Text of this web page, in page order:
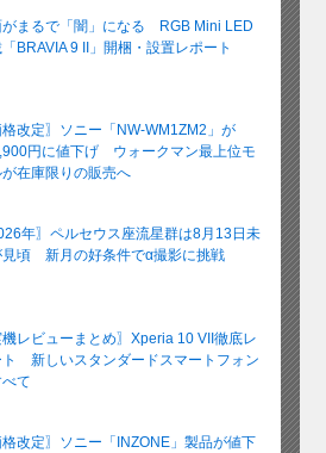
がまるで「闇」になる RGB Mini LED
BRAVIA 9 II」開梱・設置レポート
格改定〗ソニー「NW-WM1ZM2」が
円に値下げ ウォークマン最上位モ
在庫限りの販売へ
年〗ペルセウス座流星群は8月13日未
見頃 新月の好条件でα撮影に挑戦
機レビューまとめ〗Xperia 10 VII徹底レ
ト 新しいスタンダードスマートフォン
て
格改定〗ソニー「INZONE」製品が値下